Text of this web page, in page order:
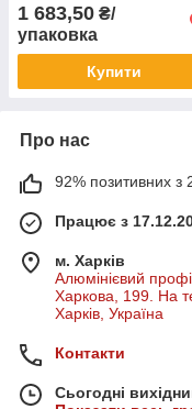
1 683,50 ₴/
упаковка
Купити
Про нас
92% позитивних з
Працює з
м. Харків
Алюмінієвий
Харкова, 199. На
Харків, Україна
Контакти
Сьогодні